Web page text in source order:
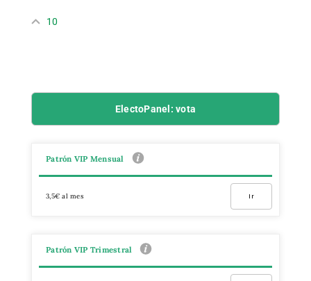
10
ElectoPanel: vota
Patrón VIP Mensual
3,5€ al mes Ir
Patrón VIP Trimestral